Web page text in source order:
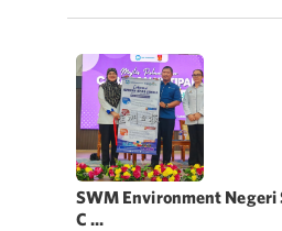
SWM Environment Negeri
C ...